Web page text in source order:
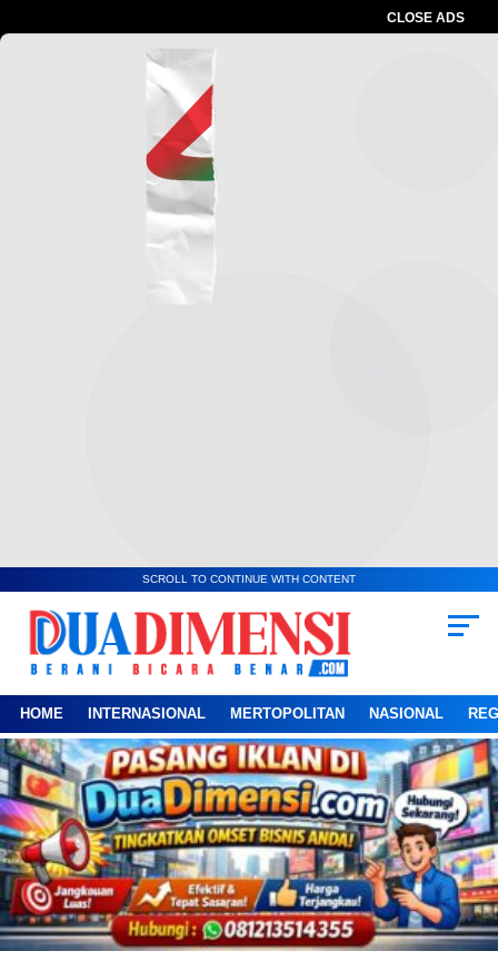
CLOSE ADS
SCROLL TO CONTINUE WITH CONTENT
HOME INTERNASIONAL MERTOPOLITAN NASIONAL